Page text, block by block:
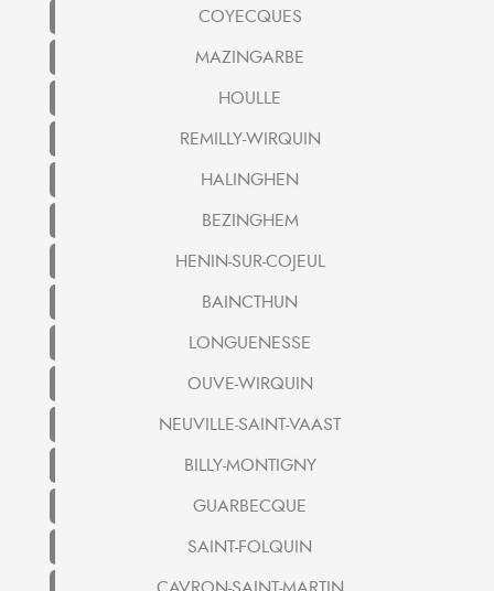
COYECQUES
MAZINGARBE
HOULLE
REMILLY-WIRQUIN
HALINGHEN
BEZINGHEM
HENIN-SUR-COJEUL
BAINCTHUN
LONGUENESSE
OUVE-WIRQUIN
NEUVILLE-SAINT-VAAST
BILLY-MONTIGNY
GUARBECQUE
SAINT-FOLQUIN